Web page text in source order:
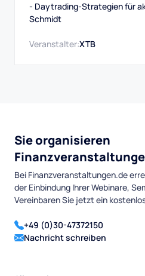
- Daytrading-Strategien für
Schmidt
Veranstalter:XTB
Sie organisieren
Bei Finanzveranstaltungen.de
der Einbindung Ihrer Webinare,
Vereinbaren Sie jetzt ein
+49 (0)30-47372150
Nachricht schreiben